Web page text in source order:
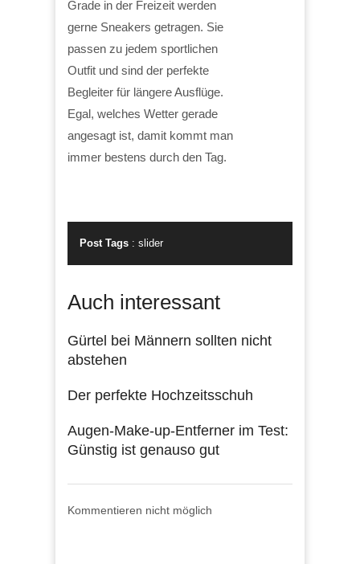
Grade in der Freizeit werden
gerne Sneakers getragen. Sie
passen zu jedem sportlichen
Outfit und sind der perfekte
Begleiter für längere Ausflüge.
Egal, welches Wetter gerade
angesagt ist, damit kommt man
immer bestens durch den Tag.
Post Tags : slider
Auch interessant
Gürtel bei Männern sollten nicht
abstehen
Der perfekte Hochzeitsschuh
Augen-Make-up-Entferner im Test:
Günstig ist genauso gut
Kommentieren nicht möglich